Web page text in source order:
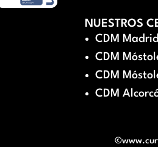
NUESTROS
CDM Madrid
CDM
CDM
CDM